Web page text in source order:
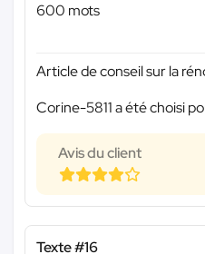
600 mots
Article de conseil sur la
Corine-5811 a été choisi
Avis du client
Texte #16